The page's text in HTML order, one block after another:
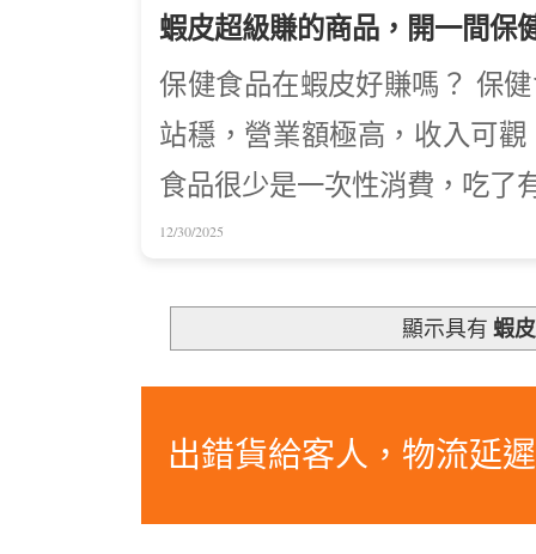
蝦皮超級賺的商品，開一間保
保健食品在蝦皮好賺嗎？ 保
站穩，營業額極高，收入可
食品很少是一次性消費，吃了
12/30/2025
顯示具有蝦
出錯貨給客人，物流延